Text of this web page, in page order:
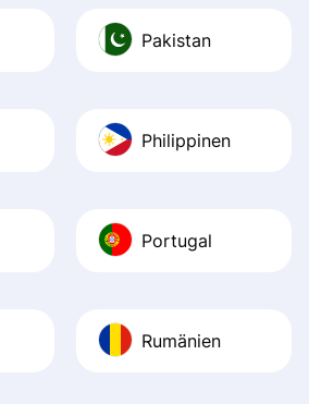
Pakistan
Philippinen
Portugal
Rumänien